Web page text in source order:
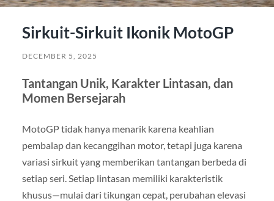
Sirkuit-Sirkuit Ikonik MotoGP
DECEMBER 5, 2025
Tantangan Unik, Karakter Lintasan, dan
Momen Bersejarah
MotoGP tidak hanya menarik karena keahlian
pembalap dan kecanggihan motor, tetapi juga karena
variasi sirkuit yang memberikan tantangan berbeda di
setiap seri. Setiap lintasan memiliki karakteristik
khusus—mulai dari tikungan cepat, perubahan elevasi